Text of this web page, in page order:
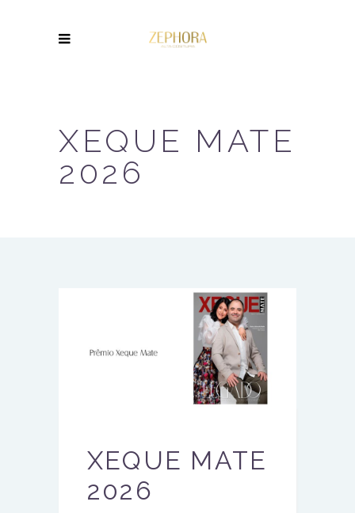
XEQUE MATE
2026
XEQUE MATE
2026